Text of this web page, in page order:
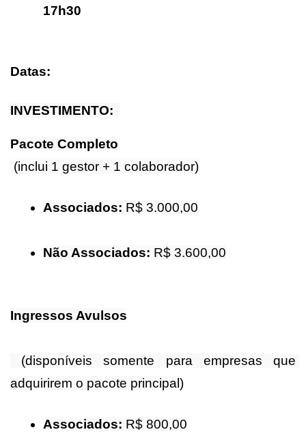
17h30
Datas:
INVESTIMENTO:
Pacote Completo
(inclui 1 gestor + 1 colaborador)
Associados: R$ 3.000,00
Não Associados: R$ 3.600,00
Ingressos Avulsos
adquirirem o pacote principal)
Associados: R$ 800,00